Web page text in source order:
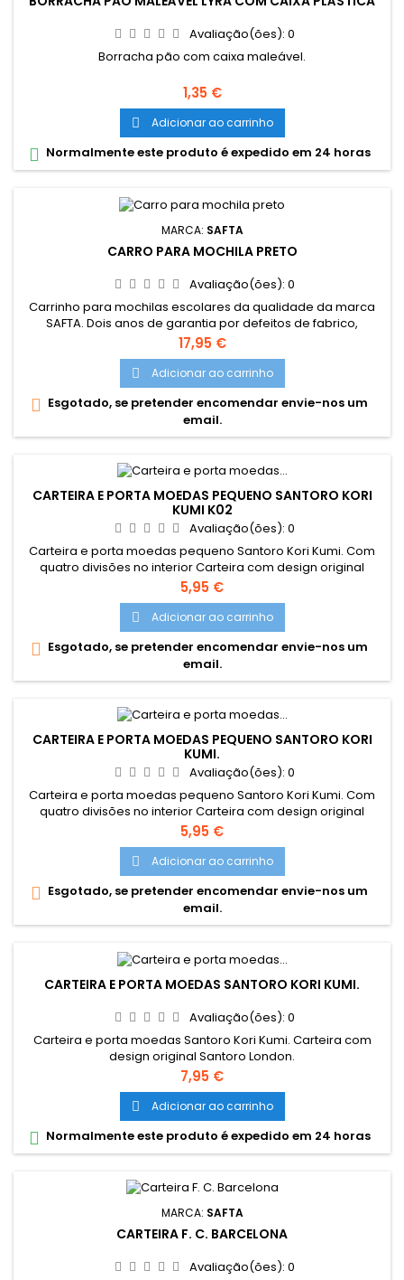
Avaliação(ões): 0
Borracha pão com caixa maleável.
Preço
1,35 €
 Adicionar ao carrinho
 Normalmente este produto é expedido em 24 horas
MARCA: SAFTA
CARRO PARA MOCHILA PRETO
Avaliação(ões): 0
Carrinho para mochilas escolares da qualidade da marca
SAFTA. Dois anos de garantia por defeitos de fabrico,
fabricado na união europeia. Rodas antivibração e
funcionamento silencioso. Rodas revestidas por borracha
transparente. Sistema de adaptação universal, compatível
com mochilas até 32cm x 16cm x 44cm. Asa ajustável com
duas posições em altura....
Preço
17,95 €
 Adicionar ao carrinho
 Esgotado, se pretender encomendar envie-nos um
email.
CARTEIRA E PORTA MOEDAS PEQUENO SANTORO KORI
KUMI K02
Avaliação(ões): 0
Carteira e porta moedas pequeno Santoro Kori Kumi. Com
quatro divisões no interior Carteira com design original
Santoro London
Preço
5,95 €
 Adicionar ao carrinho
 Esgotado, se pretender encomendar envie-nos um
email.
CARTEIRA E PORTA MOEDAS PEQUENO SANTORO KORI
KUMI.
Avaliação(ões): 0
Carteira e porta moedas pequeno Santoro Kori Kumi. Com
quatro divisões no interior Carteira com design original
Santoro London
Preço
5,95 €
 Adicionar ao carrinho
 Esgotado, se pretender encomendar envie-nos um
email.
CARTEIRA E PORTA MOEDAS SANTORO KORI KUMI.
Avaliação(ões): 0
Carteira e porta moedas Santoro Kori Kumi. Carteira com
design original Santoro London.
Preço
7,95 €
 Adicionar ao carrinho
 Normalmente este produto é expedido em 24 horas
MARCA: SAFTA
CARTEIRA F. C. BARCELONA
Avaliação(ões): 0